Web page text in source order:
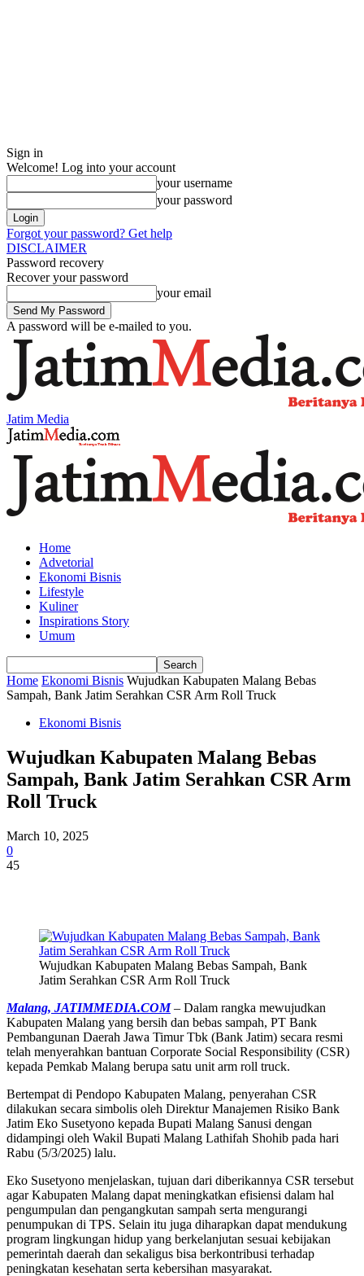
Sign in
Welcome! Log into your account
your username
your password
Forgot your password? Get help
DISCLAIMER
Password recovery
Recover your password
your email
A password will be e-mailed to you.
Jatim Media
Home
Advetorial
Ekonomi Bisnis
Lifestyle
Kuliner
Inspirations Story
Umum
Home Ekonomi Bisnis Wujudkan Kabupaten Malang Bebas
Sampah, Bank Jatim Serahkan CSR Arm Roll Truck
Ekonomi Bisnis
Wujudkan Kabupaten Malang Bebas
Sampah, Bank Jatim Serahkan CSR Arm
Roll Truck
March 10, 2025
0
45
Wujudkan Kabupaten Malang Bebas Sampah, Bank
Jatim Serahkan CSR Arm Roll Truck
Malang, JATIMMEDIA.COM– Dalam rangka mewujudkan
Kabupaten Malang yang bersih dan bebas sampah, PT Bank
Pembangunan Daerah Jawa Timur Tbk (Bank Jatim) secara resmi
telah menyerahkan bantuan Corporate Social Responsibility (CSR)
kepada Pemkab Malang berupa satu unit arm roll truck.
Bertempat di Pendopo Kabupaten Malang, penyerahan CSR
dilakukan secara simbolis oleh Direktur Manajemen Risiko Bank
Jatim Eko Susetyono kepada Bupati Malang Sanusi dengan
didampingi oleh Wakil Bupati Malang Lathifah Shohib pada hari
Rabu (5/3/2025) lalu.
Eko Susetyono menjelaskan, tujuan dari diberikannya CSR tersebut
agar Kabupaten Malang dapat meningkatkan efisiensi dalam hal
pengumpulan dan pengangkutan sampah serta mengurangi
penumpukan di TPS. Selain itu juga diharapkan dapat mendukung
program lingkungan hidup yang berkelanjutan sesuai kebijakan
pemerintah daerah dan sekaligus bisa berkontribusi terhadap
peningkatan kesehatan serta kebersihan masyarakat.